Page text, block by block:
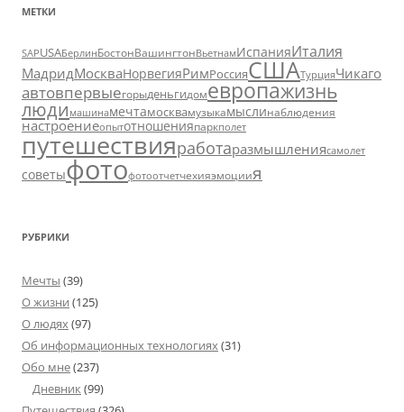
МЕТКИ
SAPUSAБерлинБостонВашингтонВьетнамИспанияИталия
МадридМоскваНорвегияРимРоссияСШАТурцияЧикаго
автовпервыегорыденьгидомевропажизнь
люди машинамечтамосквамузыкамыслинаблюдения
настроениеопытотношенияпаркполет
путешествияработаразмышлениясамолет
советыфотофотоотчетчехияэмоциия
РУБРИКИ
Мечты (39)
О жизни (125)
О людях(97)
Об информационных технологиях(31)
Обо мне(237)
Дневник(99)